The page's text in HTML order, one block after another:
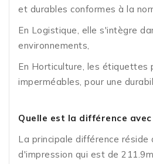
et durables conformes à la
En Logistique, elle s'intègre
environnements,
En Horticulture, les étiquettes
imperméables, pour une
Quelle est la différence avec
La principale différence réside
d'impression qui est de